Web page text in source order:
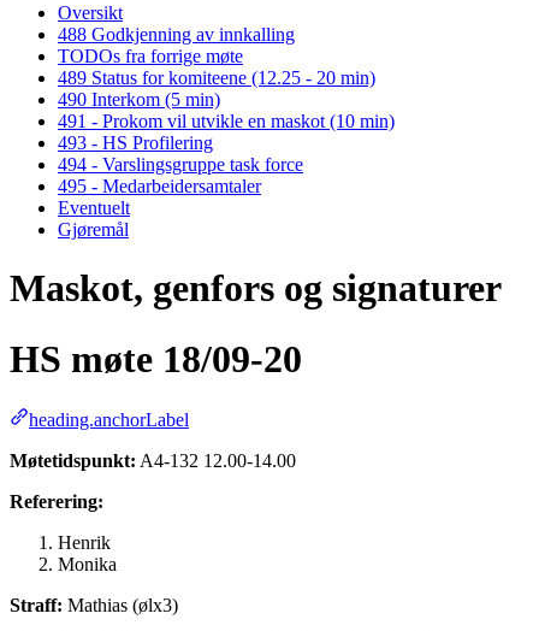
Oversikt
488 Godkjenning av innkalling
TODOs fra forrige møte
489 Status for komiteene (12.25 - 20 min)
490 Interkom (5 min)
491 - Prokom vil utvikle en maskot (10 min)
493 - HS Profilering
494 - Varslingsgruppe task force
495 - Medarbeidersamtaler
Eventuelt
Gjøremål
Maskot, genfors og signaturer
HS møte 18/09-20
heading.anchorLabel
Møtetidspunkt: A4-132 12.00-14.00
Referering:
Henrik
Monika
Straff: Mathias (ølx3)